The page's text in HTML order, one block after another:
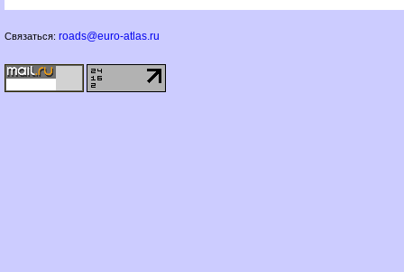
Связаться: roads@euro-atlas.ru